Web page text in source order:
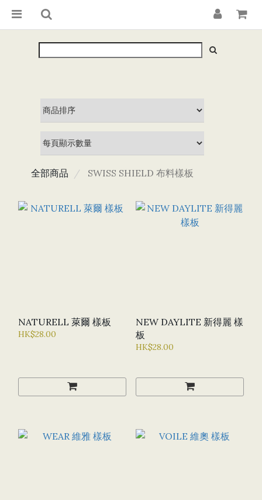
全部商品 SWISS SHIELD 布料樣板
NATURELL 萊爾 樣板
HK$28.00
NEW DAYLITE 新得麗 樣
板
HK$28.00